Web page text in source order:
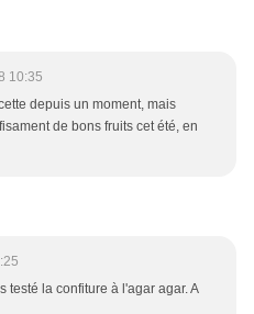
10:35
depuis un moment, mais
de bons fruits cet été, en
testé la confiture à l'agar agar. A